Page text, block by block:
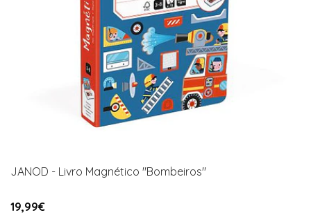
JANOD - Livro Magnético "Bombeiros"
19,99€